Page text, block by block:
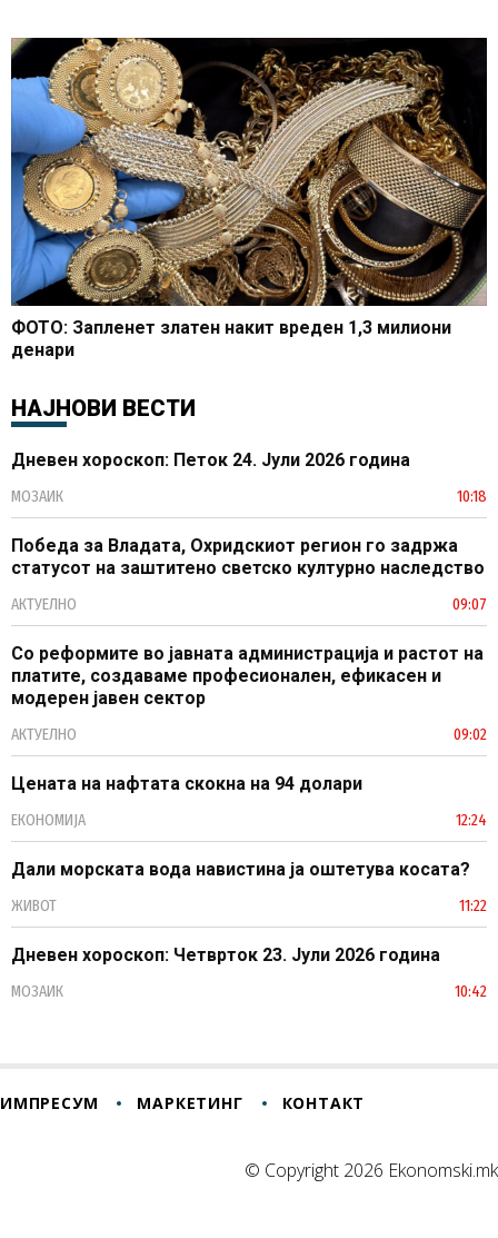
ФОТО: Запленет златен накит вреден 1,3 милиони
денари
НАЈНОВИ ВЕСТИ
Дневен хороскоп: Петок 24. Јули 2026 година
МОЗАИК 10:18
Победа за Владата, Охридскиот регион го задржа
статусот на заштитено светско културно наследство
АКТУЕЛНО 09:07
Со реформите во јавната администрација и растот на
платите, создаваме професионален, ефикасен и
модерен јавен сектор
АКТУЕЛНО 09:02
Цената на нафтата скокна на 94 долари
ЕКОНОМИЈА 12:24
Дали морската вода навистина ја оштетува косата?
ЖИВОТ 11:22
Дневен хороскоп: Четврток 23. Јули 2026 година
МОЗАИК 10:42
ИМПРЕСУМ МАРКЕТИНГ КОНТАКТ
© Copyright 2026 Ekonomski.mk